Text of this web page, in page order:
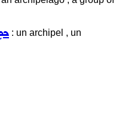
: un archipel , un